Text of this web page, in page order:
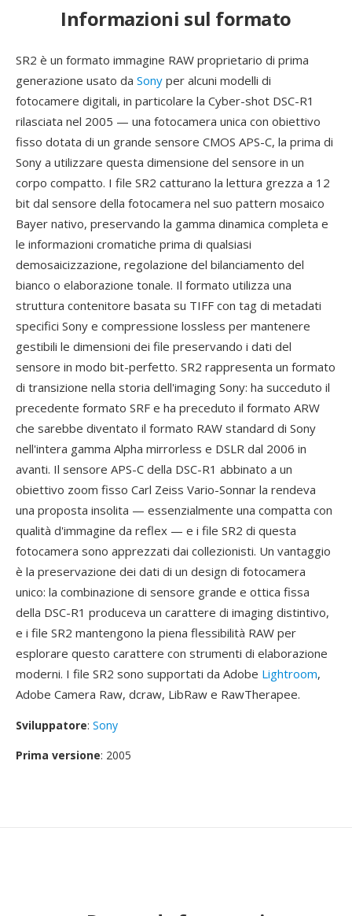
Informazioni sul formato
SR2 è un formato immagine RAW proprietario di prima
generazione usato da Sony per alcuni modelli di
fotocamere digitali, in particolare la Cyber-shot DSC-R1
rilasciata nel 2005 — una fotocamera unica con obiettivo
fisso dotata di un grande sensore CMOS APS-C, la prima di
Sony a utilizzare questa dimensione del sensore in un
corpo compatto. I file SR2 catturano la lettura grezza a 12
bit dal sensore della fotocamera nel suo pattern mosaico
Bayer nativo, preservando la gamma dinamica completa e
le informazioni cromatiche prima di qualsiasi
demosaicizzazione, regolazione del bilanciamento del
bianco o elaborazione tonale. Il formato utilizza una
struttura contenitore basata su TIFF con tag di metadati
specifici Sony e compressione lossless per mantenere
gestibili le dimensioni dei file preservando i dati del
sensore in modo bit-perfetto. SR2 rappresenta un formato
di transizione nella storia dell'imaging Sony: ha succeduto il
precedente formato SRF e ha preceduto il formato ARW
che sarebbe diventato il formato RAW standard di Sony
nell'intera gamma Alpha mirrorless e DSLR dal 2006 in
avanti. Il sensore APS-C della DSC-R1 abbinato a un
obiettivo zoom fisso Carl Zeiss Vario-Sonnar la rendeva
una proposta insolita — essenzialmente una compatta con
qualità d'immagine da reflex — e i file SR2 di questa
fotocamera sono apprezzati dai collezionisti. Un vantaggio
è la preservazione dei dati di un design di fotocamera
unico: la combinazione di sensore grande e ottica fissa
della DSC-R1 produceva un carattere di imaging distintivo,
e i file SR2 mantengono la piena flessibilità RAW per
esplorare questo carattere con strumenti di elaborazione
moderni. I file SR2 sono supportati da Adobe Lightroom,
Adobe Camera Raw, dcraw, LibRaw e RawTherapee.
Sviluppatore: Sony
Prima versione: 2005